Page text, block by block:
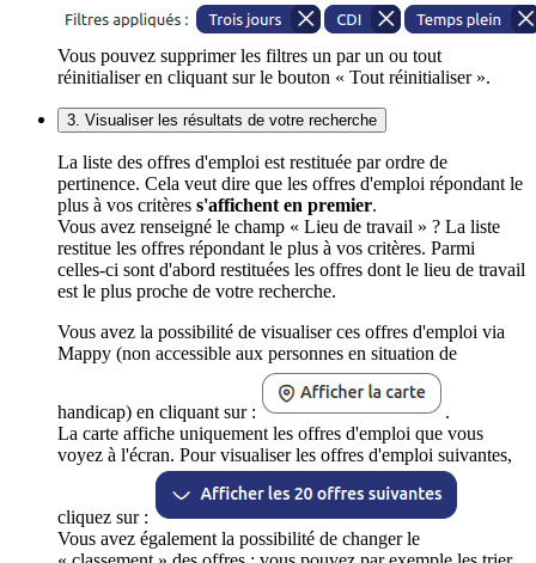
Vous pouvez supprimer les filtres un par un ou tout
réinitialiser en cliquant sur le bouton « Tout réinitialiser ».
3. Visualiser les résultats de votre recherche
La liste des offres d'emploi est restituée par ordre de
pertinence. Cela veut dire que les offres d'emploi répondant le
plus à vos critères s'affichent en premier.
Vous avez renseigné le champ « Lieu de travail » ? La liste
restitue les offres répondant le plus à vos critères. Parmi
celles-ci sont d'abord restituées les offres dont le lieu de travail
est le plus proche de votre recherche.
Vous avez la possibilité de visualiser ces offres d'emploi via
Mappy (non accessible aux personnes en situation de
handicap) en cliquant sur :
.
La carte affiche uniquement les offres d'emploi que vous
voyez à l'écran. Pour visualiser les offres d'emploi suivantes,
cliquez sur :
Vous avez également la possibilité de changer le